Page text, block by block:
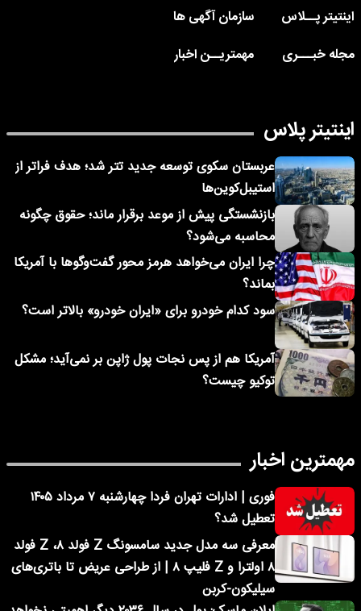
اینتیتر پــلاس
سازمان آگهی ها
مجله خبـــری
مهمتریــن اخبار
اینتیتر پلاس
عربستان سکوی توسعه جدید تتر شد؛ هدف فراتر از
استیبل‌کوین‌ها
بازنشستگی پیش از موعد برقرار ماند؛ حقوق چگونه
محاسبه می‌شود؟
چرا ایران می‌خواهد هرمز محور گفت‌وگوها با آمریکا
بماند؟
سود کدام خودرو برای «ایران خودرو» بالاتر است؟
آمریکا هم از پس نجات پول ژاپن بر نمی‌آید؛ مشکل
توکیو چیست؟
مهمترین اخبار
فوری | ادارات تهران فردا چهارشنبه ۷ مرداد ۱۴۰۵
تعطیل شد؟
معرفی سه مدل جدید سامسونگ Z فولد ۸، Z فولد
۸ اولترا و Z فلیپ ۸ | از طراحی عریض تا باتری‌های
سیلیکون-کربن